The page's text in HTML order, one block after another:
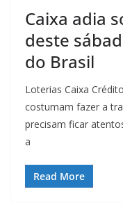
Caixa adia
deste
do Brasil
Loterias Caixa
costumam fazer a
precisam ficar
a
Read More